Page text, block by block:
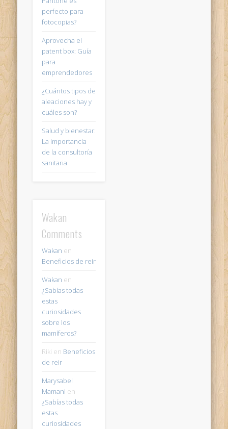
perfecto para
fotocopias?
Aprovecha el
patent box: Guía
para
emprendedores
¿Cuántos tipos de
aleaciones hay y
cuáles son?
Salud y bienestar:
La importancia
de la consultoría
sanitaria
Wakan
Comments
Wakan en
Beneficios de reir
Wakan en
¿Sabías todas
estas
curiosidades
sobre los
mamíferos?
Riki en Beneficios
de reir
Marysabel
Mamani en
¿Sabías todas
estas
curiosidades